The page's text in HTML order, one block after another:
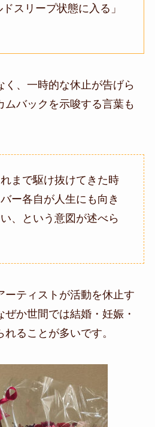
スリープ状態に入る」
く、一時的な休止が告げら
ムバックを示唆する言葉も
まで駆け抜けてきた時
ー各自が人生にも向き
、という意図が述べら
ーティストが活動を休止す
か世間では結婚・妊娠・
ることが多いです。